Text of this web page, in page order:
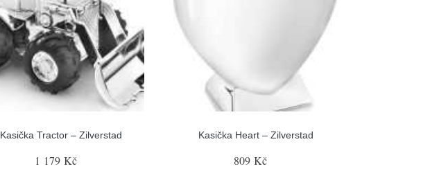
Kasička Tractor – Zilverstad
1 179 Kč
Kasička Heart – Zilverstad
809 Kč